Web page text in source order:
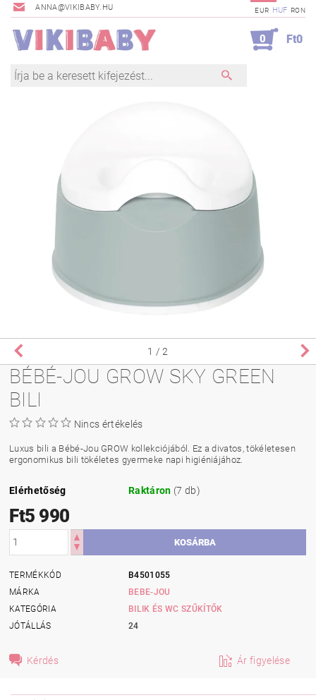
ANNA@VIKIBABY.HU EUR HUF RON
0 Ft0
1 / 2
BÉBÉ-JOU GROW SKY GREEN
BILI
Nincs értékelés
Luxus bili a Bébé-Jou GROW kollekciójából. Ez a divatos, tökéletesen
ergonomikus bili tökéletes gyermeke napi higiéniájához.
Elérhetőség Raktáron (7 db)
Ft5 990
TERMÉKKÓD
B4501055
MÁRKA
BEBE-JOU
KATEGÓRIA
BILIK ÉS WC SZŰKÍTŐK
JÓTÁLLÁS
24
Kérdés Ár figyelése